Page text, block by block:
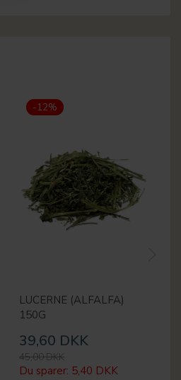
-12%
LUCERNE (ALFALFA)
150G
39,60 DKK
45,00 DKK
Du sparer: 5,40 DKK